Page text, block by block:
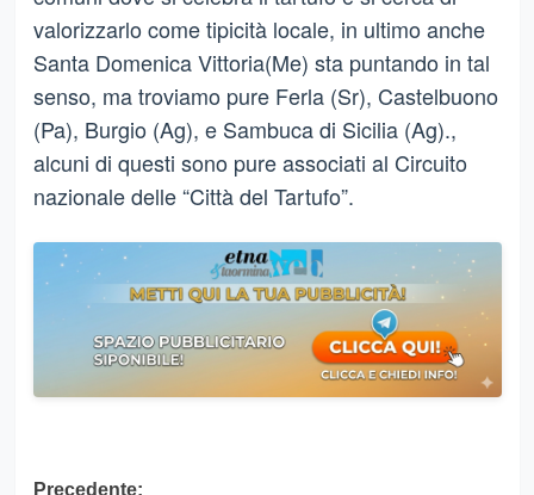
valorizzarlo come tipicità locale, in ultimo anche
Santa Domenica Vittoria(Me) sta puntando in tal
senso, ma troviamo pure Ferla (Sr), Castelbuono
(Pa), Burgio (Ag), e Sambuca di Sicilia (Ag).,
alcuni di questi sono pure associati al Circuito
nazionale delle “Città del Tartufo”.
Precedente: